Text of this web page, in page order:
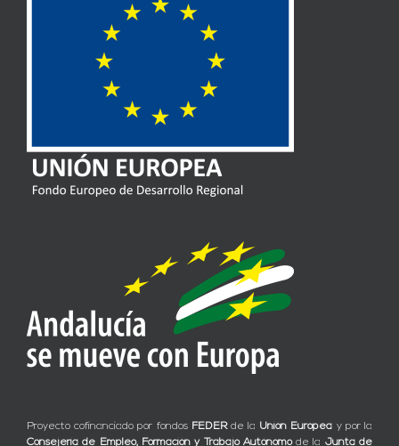
Proyecto cofinanciado por fondos FEDERde la Unión Europea y por la
Consejería de Empleo, Formación y Trabajo Autónomode la Junta de